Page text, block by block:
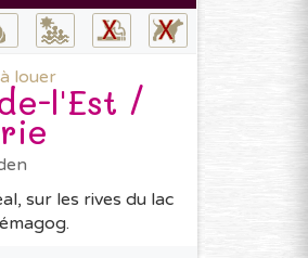
louer
l'Est /
sur les rives du lac